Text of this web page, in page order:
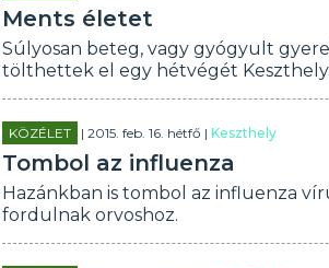
Ments életet
Súlyosan beteg, vagy gyógyult
tölthettek el egy hétvégét
KÖZÉLET | 2015. feb. 16. hétfő |Keszthely
Tombol az influenza
Hazánkban is tombol az influenza
fordulnak orvoshoz.